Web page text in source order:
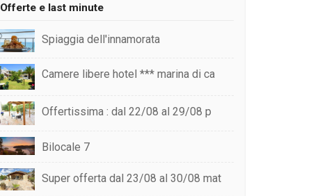
Offerte e last minute
Spiaggia dell'innamorata
Camere libere hotel *** marina di ca
Offertissima : dal 22/08 al 29/08 p
Bilocale 7
Super offerta dal 23/08 al 30/08 mat